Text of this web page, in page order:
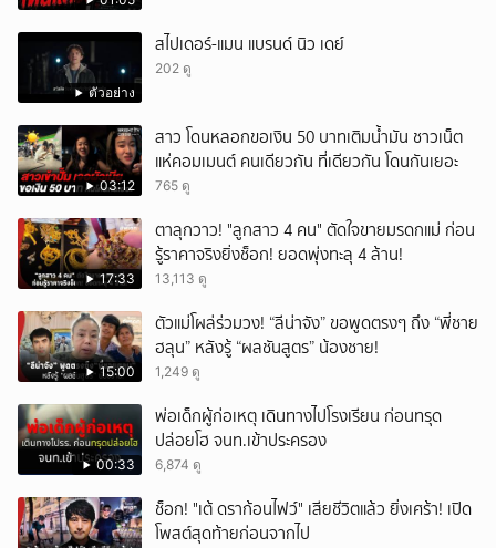
ตัวอย่าง
สไปเดอร์-แมน แบรนด์ นิว เดย์
202 ดู
03:12
สาว โดนหลอกขอเงิน 50 บาทเติมน้ำมัน ชาวเน็ต
แห่คอมเมนต์ คนเดียวกัน ที่เดียวกัน โดนกันเยอะ
765 ดู
17:33
ตาลุกวาว! "ลูกสาว 4 คน" ตัดใจขายมรดกแม่ ก่อน
รู้ราคาจริงยิ่งช็อก! ยอดพุ่งทะลุ 4 ล้าน!
13,113 ดู
15:00
ตัวแม่โผล่ร่วมวง! “ลีน่าจัง” ขอพูดตรงๆ ถึง “พี่ชาย
ฮลุน” หลังรู้ “ผลชันสูตร” น้องชาย!
1,249 ดู
00:33
พ่อเด็กผู้ก่อเหตุ เดินทางไปโรงเรียน ก่อนทรุด
ปล่อยโฮ จนท.เข้าประครอง
6,874 ดู
ช็อก! "เต้ ดราก้อนไฟว์" เสียชีวิตแล้ว ยิ่งเศร้า! เปิด
โพสต์สุดท้ายก่อนจากไป